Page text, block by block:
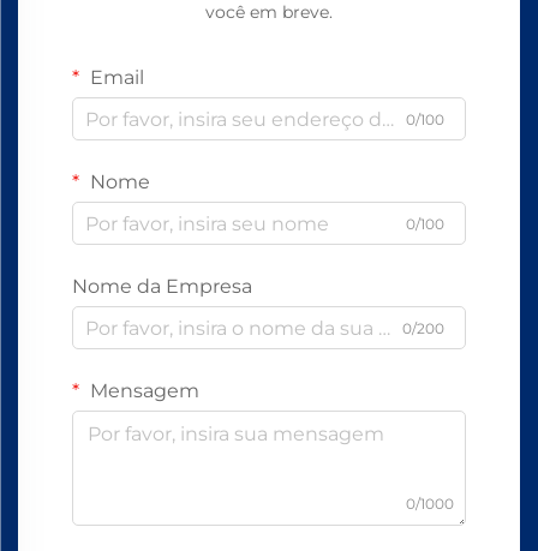
você em breve.
Email
0/100
Nome
0/100
Nome da Empresa
0/200
Mensagem
0/1000